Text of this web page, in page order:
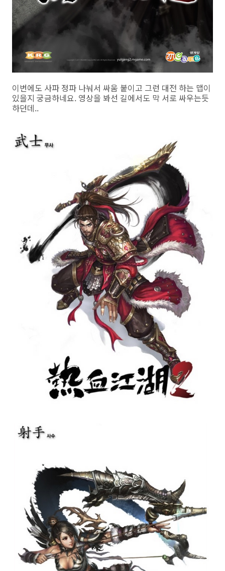
이번에도 사파 정파 나눠서 싸움 붙이고 그런 대전 하는 맵이
있을지 궁금하네요. 영상을 봐선 길에서도 막 서로 싸우는듯
하던데..